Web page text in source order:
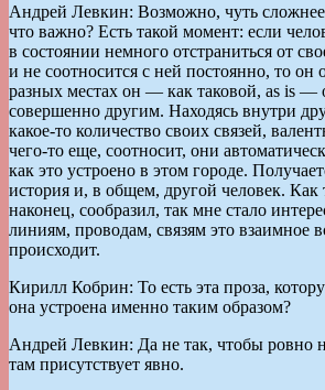
Андрей Левкин: Возможно, чуть
что важно? Есть такой момент: если
в состоянии немного отстраниться от
и не соотносится с ней постоянно, то он
разных местах он — как таковой, as is —
совершенно другим. Находясь внутри
какое-то количество своих связей,
чего-то еще, соотносит, они
как это устроено в этом городе.
история и, в общем, другой человек. Как
наконец, сообразил, так мне стало
линиям, проводам, связям это взаимное
происходит.
Кирилл Кобрин: То есть эта проза,
она устроена именно таким образом?
Андрей Левкин: Да не так, чтобы ровно
там присутствует явно.